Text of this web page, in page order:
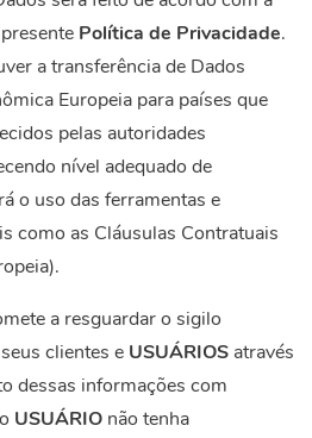
Política de Privacidade.
a transferência de Dados
Europeia para países que
pelas autoridades
nível adequado de
o uso das ferramentas e
como as Cláusulas Contratuais
a resguardar o sigilo
clientes e USUÁRIOS através
dessas informações com
USUÁRIO não tenha